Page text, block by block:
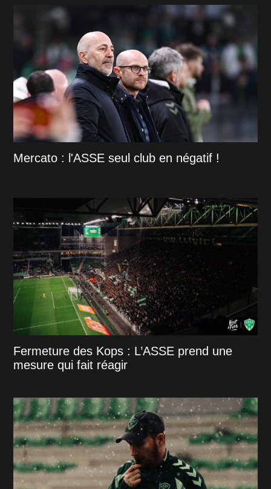
Mercato : l'ASSE seul club en négatif !
Fermeture des Kops : L’ASSE prend une
mesure qui fait réagir